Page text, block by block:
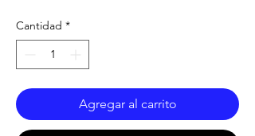
Cantidad *
Agregar al carrito